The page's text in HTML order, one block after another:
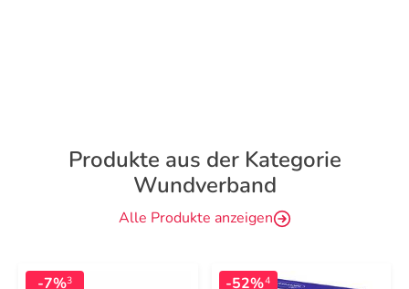
Produkte aus der Kategorie
Wundverband
Alle Produkte anzeigen
-7%3 -52%4